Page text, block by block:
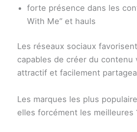
forte présence dans les
With Me” et hauls
Les réseaux sociaux
capables de créer du contenu
attractif et facilement
Les marques les plus
elles forcément les meilleures